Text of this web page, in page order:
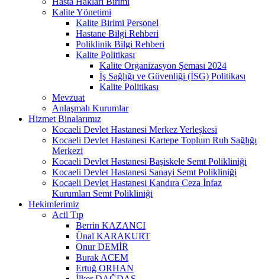
Kalite Yönetimi
Kalite Birimi Personel
Hastane Bilgi Rehberi
Poliklinik Bilgi Rehberi
Kalite Politikası
Kalite Organizasyon Şeması 2024
İş Sağlığı ve Güvenliği (İSG) Politikası
Kalite Politikası
Mevzuat
Anlaşmalı Kurumlar
Hizmet Binalarımız
Kocaeli Devlet Hastanesi Merkez Yerleşkesi
Kocaeli Devlet Hastanesi Kartepe Toplum Ruh Sağlığı
Merkezi
Kocaeli Devlet Hastanesi Başiskele Semt Polikliniği
Kocaeli Devlet Hastanesi Sanayi Semt Polikliniği
Kocaeli Devlet Hastanesi Kandıra Ceza İnfaz
Kurumları Semt Polikliniği
Hekimlerimiz
Acil Tıp
Berrin KAZANCI
Ünal KARAKURT
Onur DEMİR
Burak ACEM
Ertuğ ORHAN